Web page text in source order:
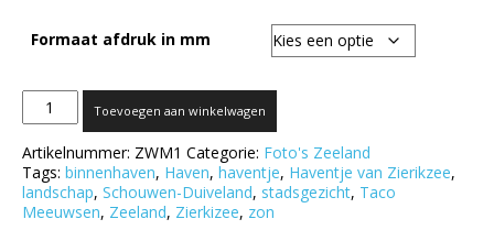
Formaat afdruk in mm
Haventje
van
Zierikzee
aantal
Toevoegen aan winkelwagen
Artikelnummer: ZWM1 Categorie: Foto's Zeeland
Tags: binnenhaven, Haven, haventje, Haventje van Zierikzee,
landschap, Schouwen-Duiveland, stadsgezicht, Taco
Meeuwsen, Zeeland, Zierkizee, zon